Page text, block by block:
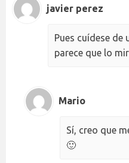
javier perez
Pues cuídese de
parece que lo
Mario
Sí, creo que
🙂